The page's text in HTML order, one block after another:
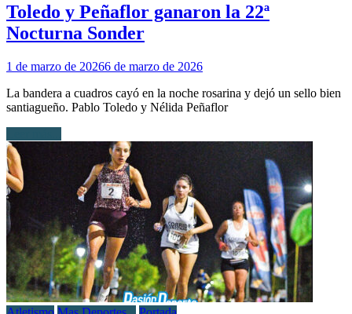
Toledo y Peñaflor ganaron la 22ª
Nocturna Sonder
1 de marzo de 20266 de marzo de 2026
La bandera a cuadros cayó en la noche rosarina y dejó un sello bien
santiagueño. Pablo Toledo y Nélida Peñaflor